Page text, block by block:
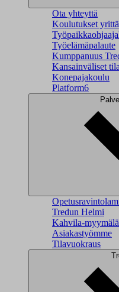
Ota yhteyttä
Koulutukset
Työelämäpalaute
Kumppanuus
Kansainväliset
Konepajakoulu
Platform6
Tredun Helmi
Kahvila-
Asiakastyömme
Tilavuokraus